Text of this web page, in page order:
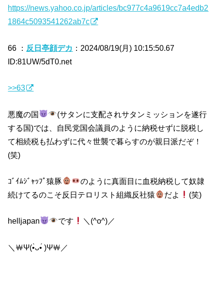
https://news.yahoo.co.jp/articles/bc977c4a9619cc7a4edb2
1864c5093541262ab7c
66 ： 反日亭顔デカ ：2024/08/19(月) 10:15:50.67
ID:81UW/5dT0.net
>>63
悪魔の国
(サタンに支配されサタンミッションを遂行
する国)では、自民党国会議員のように納税せずに脱税し
て相続税も払わずに代々世襲で暮らすのが親日派だぞ！
(笑)
ｺﾞｲﾑｼﾞｬｯﾌﾟ猿豚
のように真面目に血税納税して奴隷
続けてるのこそ反日テロリスト組織反社猿
だよ (笑)
helljapan です ＼(^o^)／
＼￦Ψ(•̀ᴗ•́ )Ψ￦／